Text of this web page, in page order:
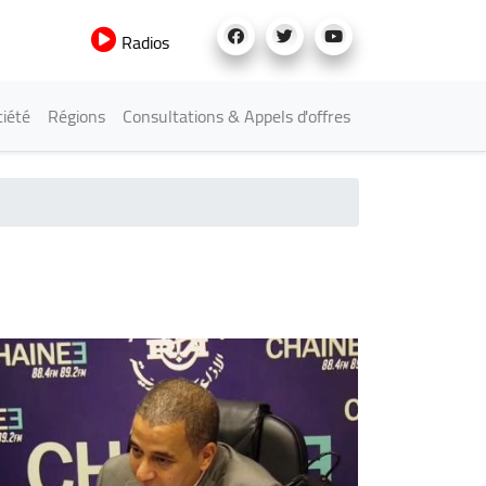
Radios
Régions Consultations & Appels d'offres